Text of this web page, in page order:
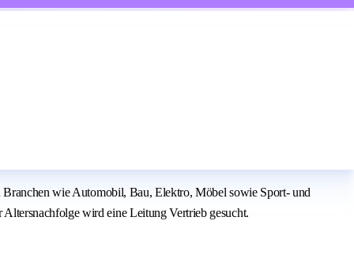
wie Automobil, Bau, Elektro, Möbel sowie Sport- und
wird eine Leitung Vertrieb gesucht.